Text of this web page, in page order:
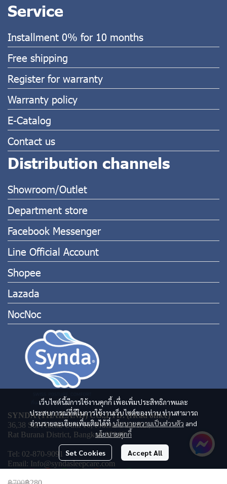
เว็บไซต์นี้มีการใช้งานคุกกี้ เพื่อเพิ่มประสิทธิภาพและ
ประสบการณ์ที่ดีในการใช้งานเว็บไซต์ของท่าน ท่านสามารถ
อ่านรายละเอียดเพิ่มเติมได้ที่นโยบายความเป็นส่วนตัว and
นโยบายคุกกี้
Set Cookies Accept All
Service
Installment 0% for 10 months
Free shipping
Register for warranty
Warranty policy
E-Catalog
Contact us
Distribution channels
Showroom/Outlet
Department store
Facebook Messenger
Line Official Account
Shopee
Lazada
NocNoc
SYNDA (THAILAND) CO.,LTD. (Head office)
36,38 Soi Pracha Uthit 16, Pracha Uthit Rd.,
Rat Burana District, Bangkok 10140
Tel: 02-870-9091
Email: Info@syndasleepcare.com